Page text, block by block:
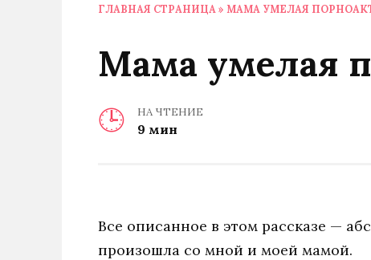
ГЛАВНАЯ СТРАНИЦА » МАМА УМЕЛАЯ
Мама умелая
НА ЧТЕНИЕ
9 мин
Все описанное в этом рассказе —
произошла со мной и моей мамой.